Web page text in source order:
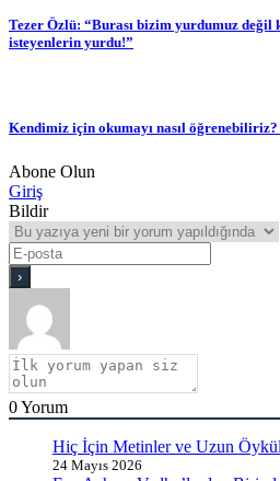
Tezer Özlü: “Burası bizim yurdumuz değil
isteyenlerin yurdu!”
Kendimiz için okumayı nasıl
Abone Olun
Giriş
Bildir
0Yorum
Hiç İçin Metinler ve Uzun
24 Mayıs 2026